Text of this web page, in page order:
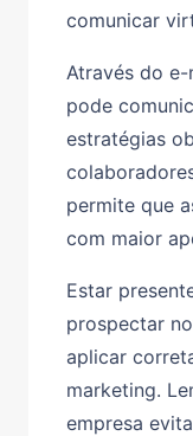
comunicar
Através do
pode
estratégias
permite que
com maior
Estar
prospectar
aplicar
marketing.
empresa